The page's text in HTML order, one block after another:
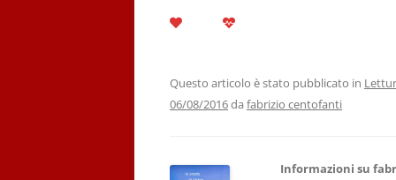
b
o
dI
n
A
p
a
Questo articolo è stato pubblicato in
06/08/2016da fabrizio centofanti
Informazioni su